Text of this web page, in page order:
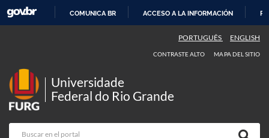
CONTENIDO
COMUNICA BR ACCESO A LA INFORMACIÓN
PORTUGUÊS ENGLISH
CONTRASTE ALTO MAPA DEL SITIO
Universidade
Federal do Rio Grande